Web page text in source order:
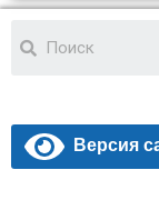
Версия